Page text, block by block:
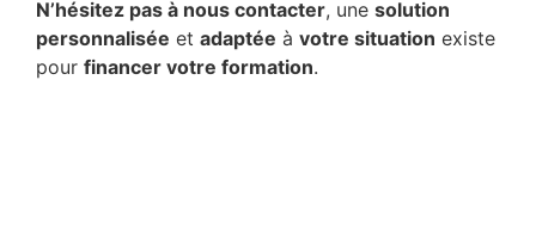
N’hésitez pas à nous contacter, une solution
personnalisée et adaptée à votre situation existe
pour financer votre formation.